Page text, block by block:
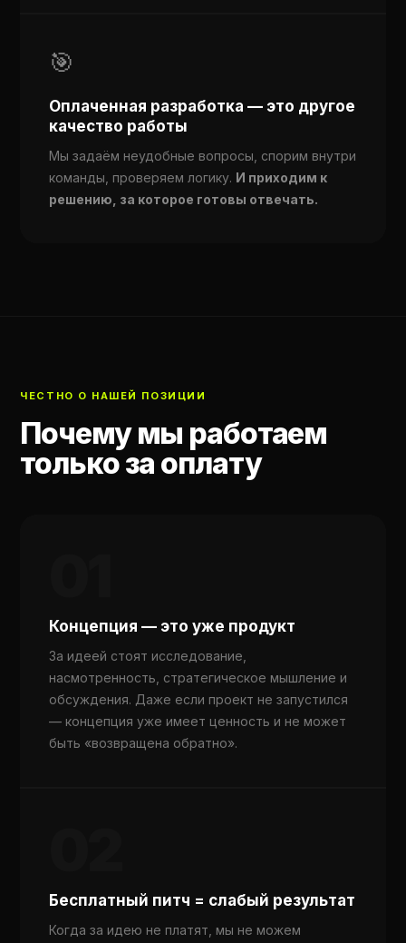
🎯
Оплаченная разработка — это другое
качество работы
Мы задаём неудобные вопросы, спорим внутри
команды, проверяем логику. И приходим к
решению, за которое готовы отвечать.
ЧЕСТНО О НАШЕЙ ПОЗИЦИИ
Почему мы работаем
только за оплату
Концепция — это уже продукт
За идеей стоят исследование,
насмотренность, стратегическое мышление и
обсуждения. Даже если проект не запустился
— концепция уже имеет ценность и не может
быть «возвращена обратно».
Бесплатный питч = слабый результат
Когда за идею не платят, мы не можем